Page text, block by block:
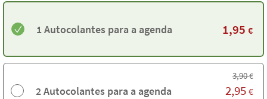
1 Autocolantes para a agenda 1,95 €
2 Autocolantes para a agenda
3,90€
2,95 €